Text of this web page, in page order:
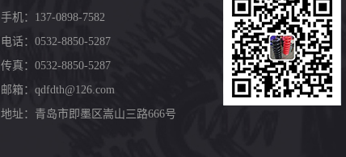
手机：137-0898-7582
电话：0532-8850-5287
传真：0532-8850-5287
邮箱：qdfdth@126.com
地址：青岛市即墨区嵩山三路666号